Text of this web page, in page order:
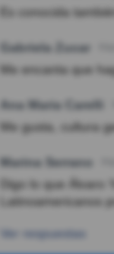
Es conocida
Gabriela Zucar
Me encanta que
Ana Maria Carelli
Me gusta, cultura
Marina Serrano
Digo lo que
Latinoamericanos
Ver respuestas